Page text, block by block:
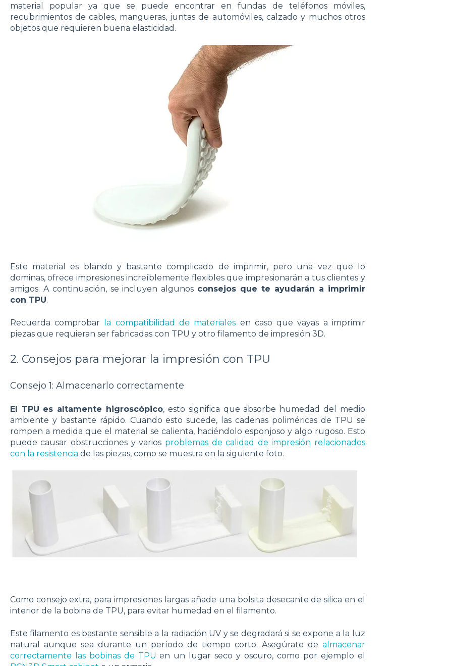
material popular ya que se puede encontrar en fundas de teléfonos móviles,
recubrimientos de cables, mangueras, juntas de automóviles, calzado y muchos otros
objetos que requieren buena elasticidad.
Este material es blando y bastante complicado de imprimir, pero una vez que lo
dominas, ofrece impresiones increíblemente flexibles que impresionarán a tus clientes y
amigos. A continuación, se incluyen algunos consejos que te ayudarán a imprimir
con TPU.
Recuerda comprobar la compatibilidad de materiales en caso que vayas a imprimir
piezas que requieran ser fabricadas con TPU y otro filamento de impresión 3D.
2. Consejos para mejorar la impresión con TPU
Consejo 1: Almacenarlo correctamente
El TPU es altamente higroscópico, esto significa que absorbe humedad del medio
ambiente y bastante rápido. Cuando esto sucede, las cadenas poliméricas de TPU se
rompen a medida que el material se calienta, haciéndolo esponjoso y algo rugoso. Esto
puede causar obstrucciones y varios problemas de calidad de impresión relacionados
con la resistencia de las piezas, como se muestra en la siguiente foto.
Como consejo extra, para impresiones largas añade una bolsita desecante de silica en el
interior de la bobina de TPU, para evitar humedad en el filamento.
Este filamento es bastante sensible a la radiación UV y se degradará si se expone a la luz
natural aunque sea durante un período de tiempo corto. Asegúrate de almacenar
correctamente las bobinas de TPU en un lugar seco y oscuro, como por ejemplo el